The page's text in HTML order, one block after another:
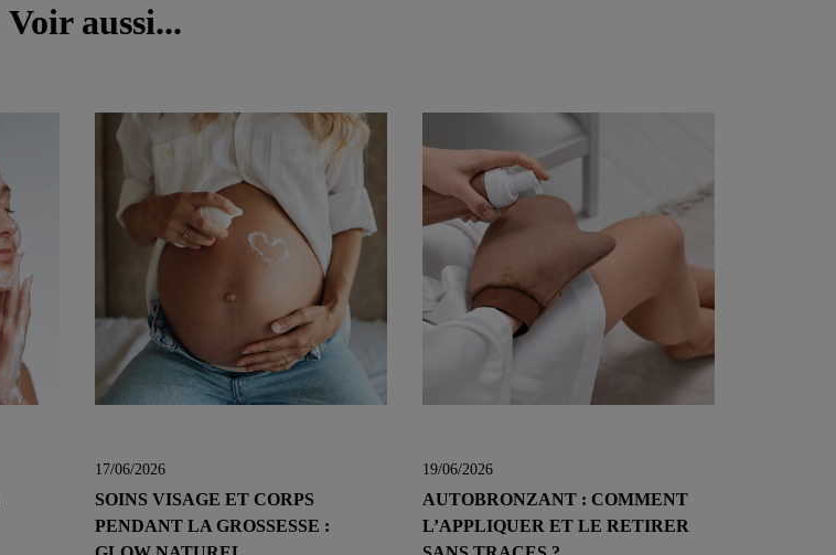
Voir aussi...
17/06/2026
SOINS VISAGE ET CORPS
PENDANT LA GROSSESSE :
19/06/2026
AUTOBRONZANT : COMMENT
L’APPLIQUER ET LE RETIRER